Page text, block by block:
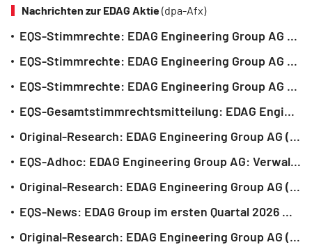
Nachrichten zur EDAG Aktie(dpa-Afx)
EQS-Stimmrechte: EDAG Engineering Group AG (deutsch)
EQS-Stimmrechte: EDAG Engineering Group AG (deutsch)
EQS-Stimmrechte: EDAG Engineering Group AG (deutsch)
EQS-Gesamtstimmrechtsmitteilung: EDAG Engineering Group AG (deutsch)
Original-Research: EDAG Engineering Group AG (von Montega AG): Kaufen
EQS-Adhoc: EDAG Engineering Group AG: Verwaltungsrat beschließt Kapitalmaßnahmen zur Stärkung der Kapitalbasis (deutsch)
Original-Research: EDAG Engineering Group AG (von Montega AG): Kaufen
EQS-News: EDAG Group im ersten Quartal 2026 mit positivem EBIT (deutsch)
Original-Research: EDAG Engineering Group AG (von Montega AG): Kaufen